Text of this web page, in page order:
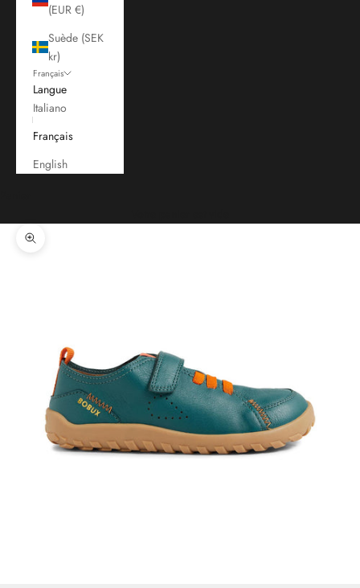
(EUR €)
Suède (SEK
kr)
Français
Langue
Italiano
Français
English
Zoomer sur l'image